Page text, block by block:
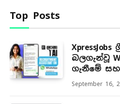
Top Posts
බලගැන්වූ
ගැනීමේ
September 16,